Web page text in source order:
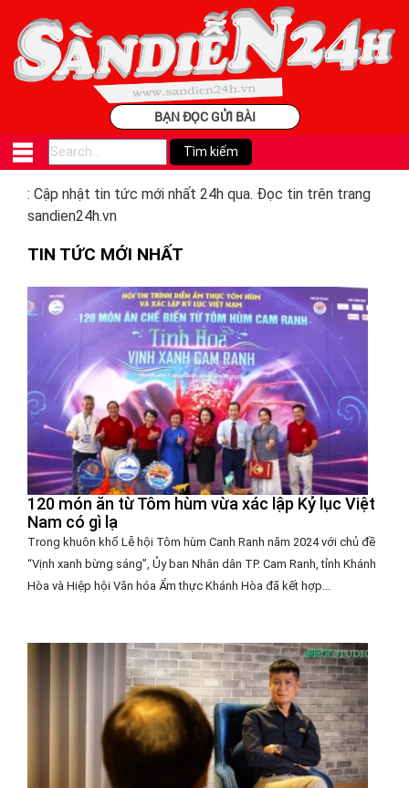
BẠN ĐỌC GỬI BÀI
: Cập nhật tin tức mới nhất 24h qua. Đọc tin trên trang
sandien24h.vn
TIN TỨC MỚI NHẤT
120 món ăn từ Tôm hùm vừa xác lập Kỷ lục Việt
Nam có gì lạ
Trong khuôn khổ Lễ hội Tôm hùm Canh Ranh năm 2024 với chủ đề
“Vịnh xanh bừng sáng”, Ủy ban Nhân dân TP. Cam Ranh, tỉnh Khánh
Hòa và Hiệp hội Văn hóa Ẩm thực Khánh Hòa đã kết hợp...